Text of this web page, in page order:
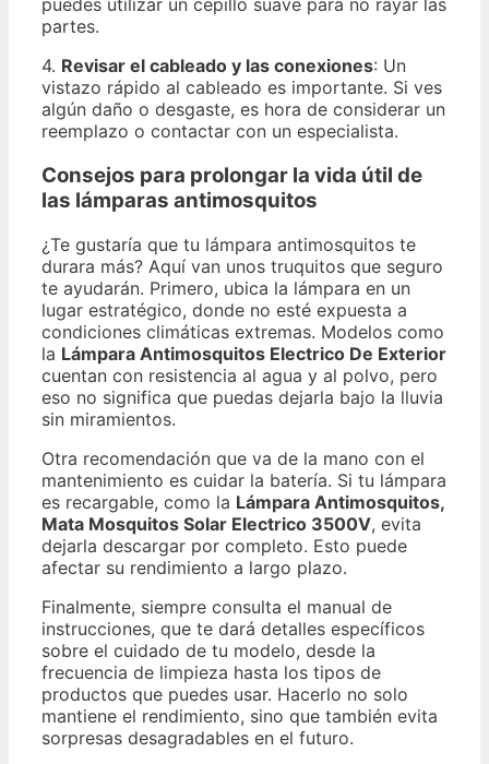
puedes utilizar un cepillo suave para no rayar las
partes.
4. Revisar el cableado y las conexiones: Un
vistazo rápido al cableado es importante. Si ves
algún daño o desgaste, es hora de considerar un
reemplazo o contactar con un especialista.
Consejos para prolongar la vida útil de
las lámparas antimosquitos
¿Te gustaría que tu lámpara antimosquitos te
durara más? Aquí van unos truquitos que seguro
te ayudarán. Primero, ubica la lámpara en un
lugar estratégico, donde no esté expuesta a
condiciones climáticas extremas. Modelos como
la Lámpara Antimosquitos Electrico De Exterior
cuentan con resistencia al agua y al polvo, pero
eso no significa que puedas dejarla bajo la lluvia
sin miramientos.
Otra recomendación que va de la mano con el
mantenimiento es cuidar la batería. Si tu lámpara
es recargable, como la Lámpara Antimosquitos,
Mata Mosquitos Solar Electrico 3500V, evita
dejarla descargar por completo. Esto puede
afectar su rendimiento a largo plazo.
Finalmente, siempre consulta el manual de
instrucciones, que te dará detalles específicos
sobre el cuidado de tu modelo, desde la
frecuencia de limpieza hasta los tipos de
productos que puedes usar. Hacerlo no solo
mantiene el rendimiento, sino que también evita
sorpresas desagradables en el futuro.